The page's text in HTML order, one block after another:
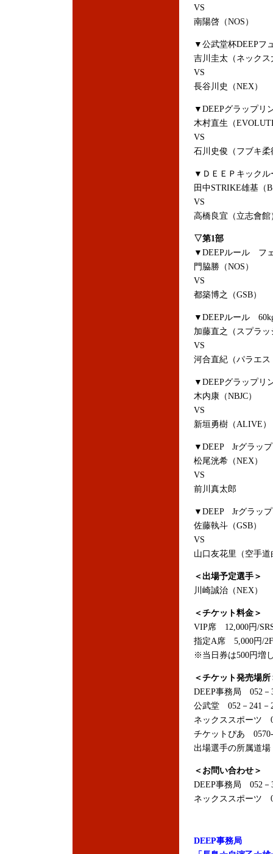
VS
南陽啓（NOS）
▼公武堂杯DEEPフ
吉川圭太（ネックス
VS
長谷川史（NEX）
▼DEEPグラップリ
木村直生（
VS
石川史俊（フブキ
▼ＤＥＥＰキック
田中STRIKE雄基（
VS
高橋良宜（立志會館
▽第1部
▼DEEPルール フ
門脇勝（NOS）
VS
都築博之（GSB）
▼DEEPルール
加藤直之（スプラッ
VS
河合直紀（パラエス
▼DEEPグラップリ
木内康（NBJC）
VS
新垣勇樹（ALIVE）
▼DEEP Jrグラッ
松尾洸希（NEX）
VS
前川真太郎
▼DEEP Jrグラッ
佐藤執斗（GSB）
VS
山口友花里（空手道
＜出場予定選手＞
川崎誠治（NEX）
＜チケット料金＞
VIP席 12,000円/
指定A席 5,000円/
※当日券は500円増
＜チケット発売場所
DEEP事務局 052
公武堂 052－241－
ネックススポーツ
チケットぴあ
出場選手の所属道場
＜お問い合わせ＞
DEEP事務局 052－
ネックススポーツ
DEEP事務局